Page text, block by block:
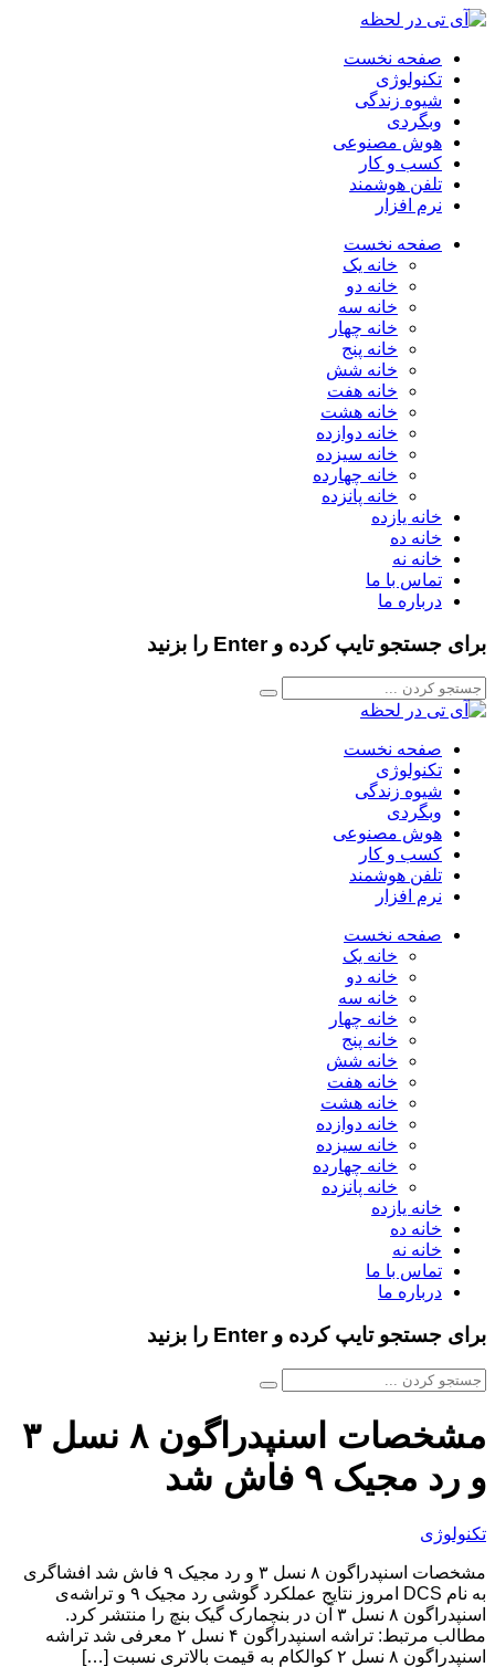
صفحه نخست
تکنولوژی
شیوه زندگی
وبگردی
هوش مصنوعی
کسب و کار
تلفن هوشمند
نرم افزار
صفحه نخست
خانه یک
خانه دو
خانه سه
خانه چهار
خانه پنج
خانه شش
خانه هفت
خانه هشت
خانه دوازده
خانه سیزده
خانه چهارده
خانه پانزده
خانه یازده
خانه ده
خانه نه
تماس با ما
درباره ما
برای جستجو تایپ کرده و Enter را بزنید
صفحه نخست
تکنولوژی
شیوه زندگی
وبگردی
هوش مصنوعی
کسب و کار
تلفن هوشمند
نرم افزار
صفحه نخست
خانه یک
خانه دو
خانه سه
خانه چهار
خانه پنج
خانه شش
خانه هفت
خانه هشت
خانه دوازده
خانه سیزده
خانه چهارده
خانه پانزده
خانه یازده
خانه ده
خانه نه
تماس با ما
درباره ما
برای جستجو تایپ کرده و Enter را بزنید
مشخصات اسنپدراگون ۸ نسل ۳
و رد مجیک ۹ فاش شد
تکنولوژی
مشخصات اسنپدراگون ۸ نسل ۳ و رد مجیک ۹ فاش شد افشاگری
به نام DCS امروز نتایج عملکرد گوشی رد مجیک ۹ و تراشه‌ی
اسنپدراگون ۸ نسل ۳ آن در بنچمارک گیک بنچ را منتشر کرد.
مطالب مرتبط: تراشه اسنپدراگون ۴ نسل ۲ معرفی شد تراشه
اسنپدراگون ۸ نسل ۲ کوالکام به قیمت بالاتری نسبت […]